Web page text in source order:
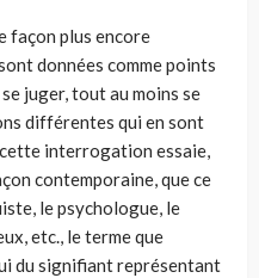
façon plus encore
données comme points
juger, tout au moins se
différentes qui en sont
interrogation essaie,
contemporaine, que ce
le psy­chologue, le
etc., le terme que
du signifiant représentant